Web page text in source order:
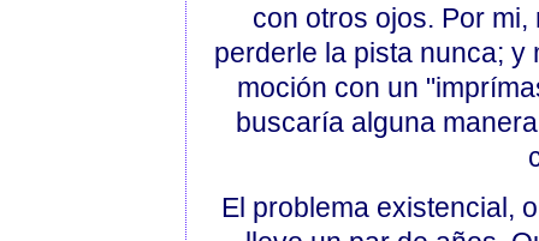
con otros ojos. Por
perderle la pista nunca; y
moción con un
buscaría alguna
El problema existencial,